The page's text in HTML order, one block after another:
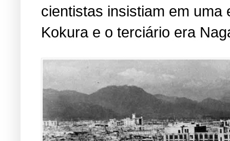
cientistas insistiam em
Kokura e o terciário era